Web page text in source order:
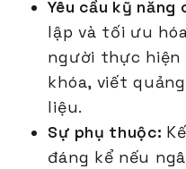
Yêu cầu kỹ năng
lập và tối ưu
người thực
khóa, viết
liệu.
Sự phụ thuộc:
đáng kể nếu